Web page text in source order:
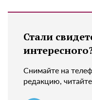
Стали
Снимайте на
редакцию,